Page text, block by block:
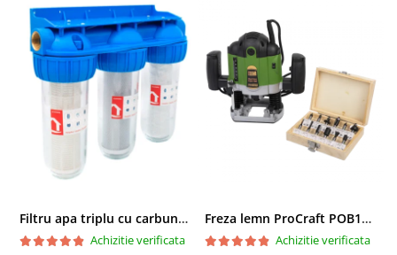
Filtru apa triplu cu carbune/bumbac/sita 3x3/4"*10
Achizitie verificata
Freza lemn ProCraft POB1700, 1200 W, 2600 Rpm cu 12 freze pentru lemn incluse in pachet
Achizitie verificata